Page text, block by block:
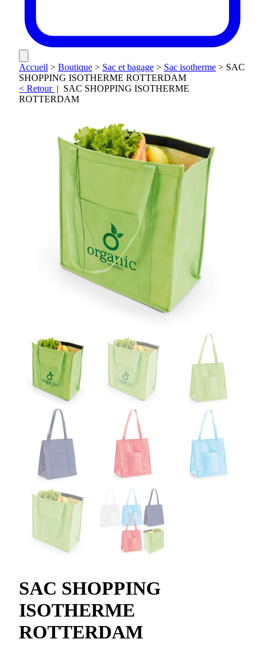
Accueil > Boutique > Sac et bagage > Sac isotherme > SAC
SHOPPING ISOTHERME ROTTERDAM
< Retour | SAC SHOPPING ISOTHERME
ROTTERDAM
SAC SHOPPING
ISOTHERME
ROTTERDAM